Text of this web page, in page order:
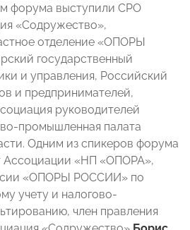
форума выступили СРО
«Содружество»,
отделение «ОПОРЫ
государственный
и управления, Российский
и предпринимателей,
руководителей
промышленная палата
Одним из спикеров форума
Ассоциации «НП «ОПОРА»,
«ОПОРЫ РОССИИ» по
учету и налогово-
член правления